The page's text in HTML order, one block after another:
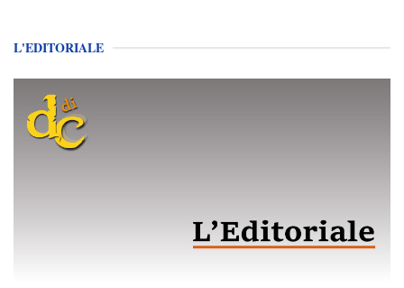
L'EDITORIALE